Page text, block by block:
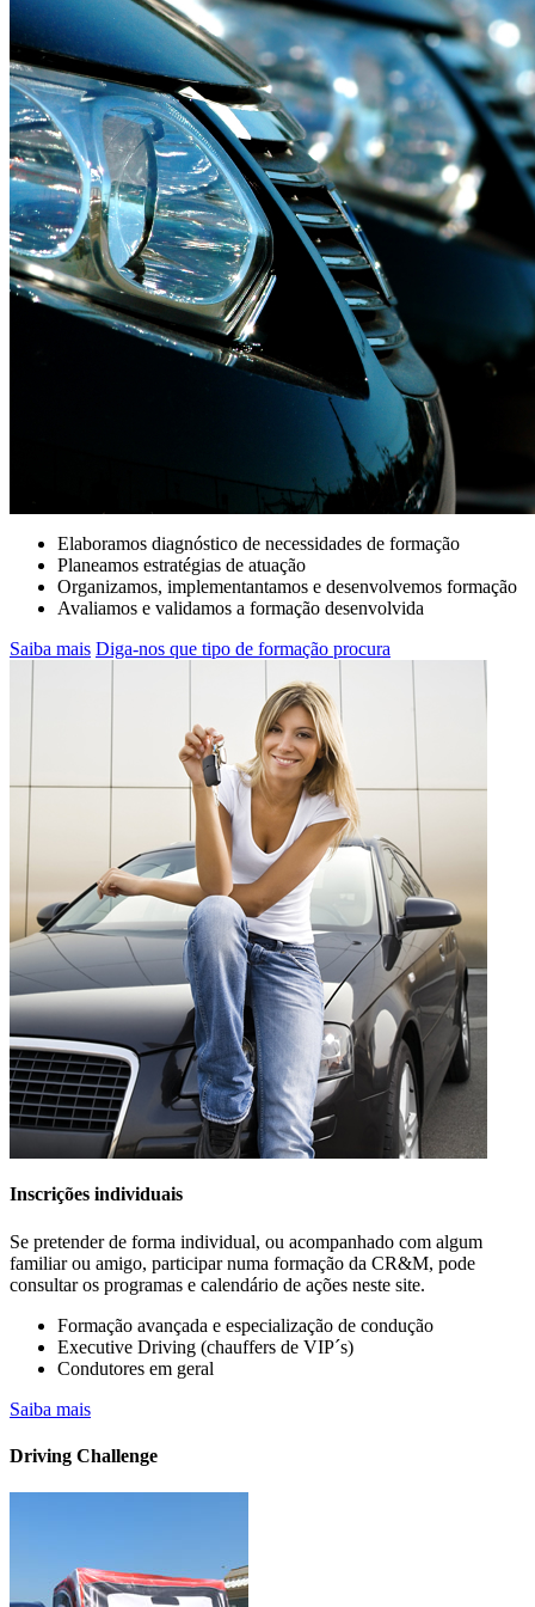
CONDUÇÃO DE VIATURAS
ELÉTRICAS E PHEV
SAIBA MAIS AQUI....Em parceria com a Academia Brisa
de Condução, a CR&M iniciou o processo de formação
dos condutores de viaturas elétricas da frota Controlauto
JÁ SÓ TEM 5 PONTOS NA CARTA? O
QUE FAZER….
SAIBA MAIS AQUI... Inscreva-se na CR&M para
a ação de formação de Segurança Rodoviária
ANSR que inclui módulos práticos !
A sua empresa já possui veículos elétricos
na frota?
Saiba mais….. CONHEÇA OS CURSOS PARA CONDUTORES
Elaboramos diagnóstico de necessidades de formação
Planeamos estratégias de atuação
Organizamos, implementantamos e desenvolvemos formação
Avaliamos e validamos a formação desenvolvida
Saiba mais Diga-nos que tipo de formação procura
Inscrições individuais
Se pretender de forma individual, ou acompanhado com algum
familiar ou amigo, participar numa formação da CR&M, pode
consultar os programas e calendário de ações neste site.
Formação avançada e especialização de condução
Executive Driving (chauffers de VIP´s)
Condutores em geral
Saiba mais
Driving Challenge